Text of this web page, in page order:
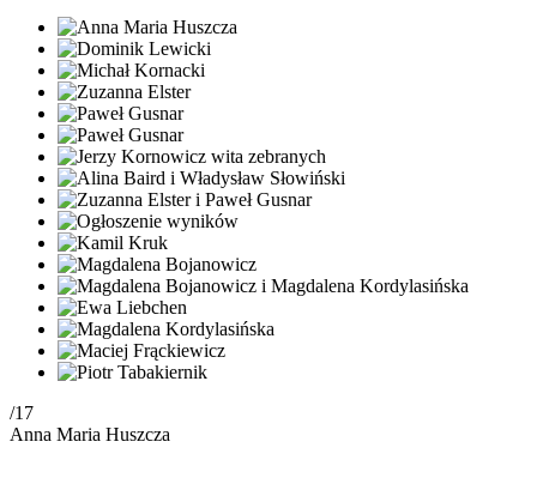
/17
Anna Maria Huszcza